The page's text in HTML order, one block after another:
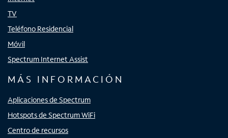
TV
Teléfono Residencial
Móvil
Spectrum Internet Assist
MÁS INFORMACIÓN
Aplicaciones de Spectrum
Hotspots de Spectrum WiFi
Centro de recursos